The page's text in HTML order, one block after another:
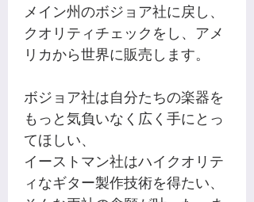
メイン州のボジョア社に戻し、
クオリティチェックをし、アメ
リカから世界に販売します。
ボジョア社は自分たちの楽器を
もっと気負いなく広く手にとっ
てほしい、
イーストマン社はハイクオリテ
ィなギター製作技術を得たい、